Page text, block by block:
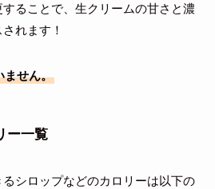
ることで、生クリームの甘さと濃
れます！
ません。
ー一覧
シロップなどのカロリーは以下の